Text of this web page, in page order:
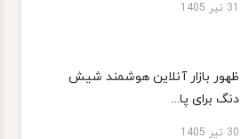
31 تیر 1405
ظهور بازار آنلاین هوشمند شیش
دنگ برای پا...
30 تیر 1405